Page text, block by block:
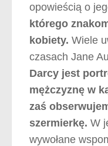
opowieścią o
którego
kobiety. Wiele
czasach Jane
Darcy jest
mężczyznę w
zaś
szermierkę. W
wywołane